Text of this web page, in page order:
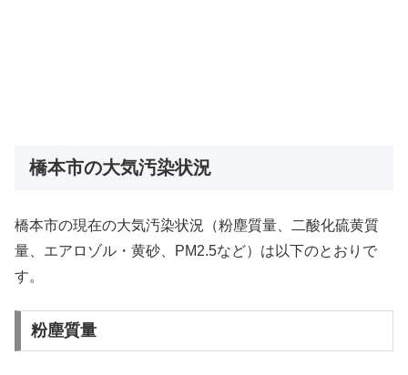
橋本市の大気汚染状況
橋本市の現在の大気汚染状況（粉塵質量、二酸化硫黄質
量、エアロゾル・黄砂、PM2.5など）は以下のとおりで
す。
粉塵質量